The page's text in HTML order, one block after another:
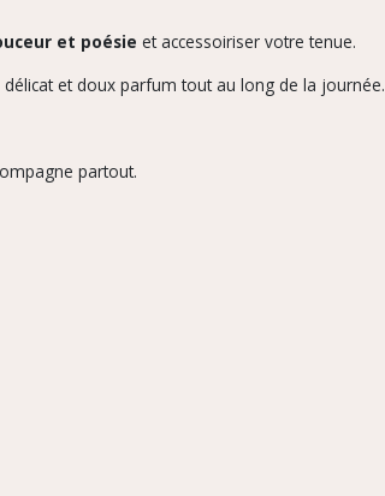
et poésie et accessoiriser votre tenue.
et doux parfum tout au long de la journée.
partout.